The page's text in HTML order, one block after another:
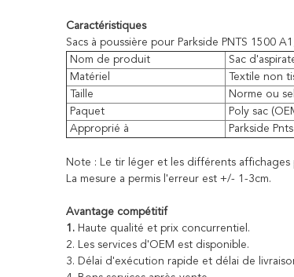
Caractéristiques
Sacs à poussière pour Parkside PNTS 1500
Nom de produit
Sac
Matériel
Textile non
Taille
Norme ou
Paquet
Poly sac
Approprié à
Parkside
Note : Le tir léger et les différents
La mesure a permis l'erreur est +/- 1-3cm.
Avantage compétitif
1. Haute qualité et prix concurrentiel.
2. Les services d'OEM est disponible.
3. Délai d'exécution rapide et délai de